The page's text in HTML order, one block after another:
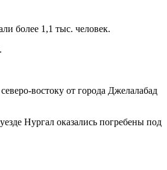
более 1,1 тыс. человек.
востоку от города Джелалабад
Нургал оказались погребены под